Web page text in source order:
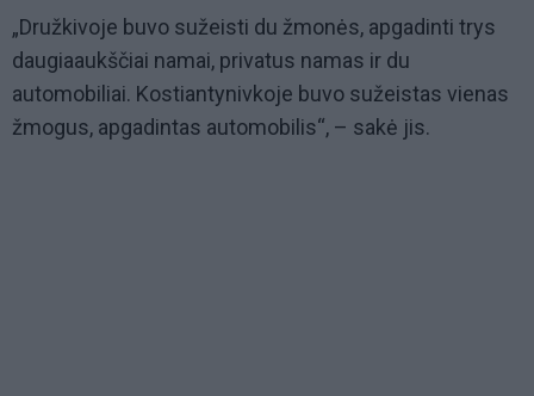
„Družkivoje buvo sužeisti du žmonės, apgadinti trys
daugiaaukščiai namai, privatus namas ir du
automobiliai. Kostiantynivkoje buvo sužeistas vienas
žmogus, apgadintas automobilis“, – sakė jis.